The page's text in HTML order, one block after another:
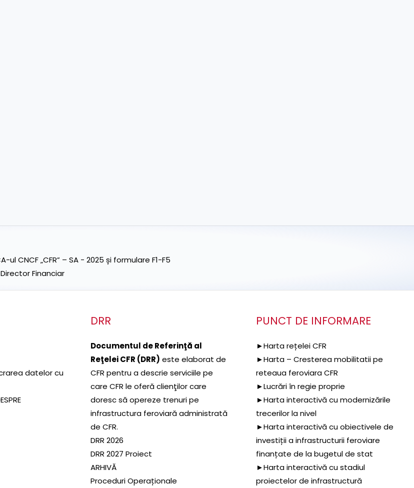
CNCF „CFR” – SA - 2025 și formulare F1-F5
Financiar
datelor cu
DRR
Documentul de Referinţă al
Reţelei CFR (DRR) este elaborat de
CFR pentru a descrie serviciile pe
care CFR le oferă clienţilor care
doresc să opereze trenuri pe
infrastructura feroviară administrată
de CFR.
DRR 2026
DRR 2027 Proiect
ARHIVĂ
Proceduri Operaționale
PUNCT DE INFORMARE
►Harta rețelei CFR
►Harta – Cresterea mobilitatii pe
reteaua feroviara CFR
►Lucrări în regie proprie
►Harta interactivă cu modernizările
trecerilor la nivel
►Harta interactivă cu obiectivele de
investiții a infrastructurii feroviare
finanțate de la bugetul de stat
►Harta interactivă cu stadiul
proiectelor de infrastructură